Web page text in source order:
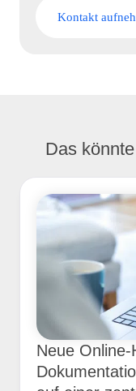
Kontakt
Das
Neue